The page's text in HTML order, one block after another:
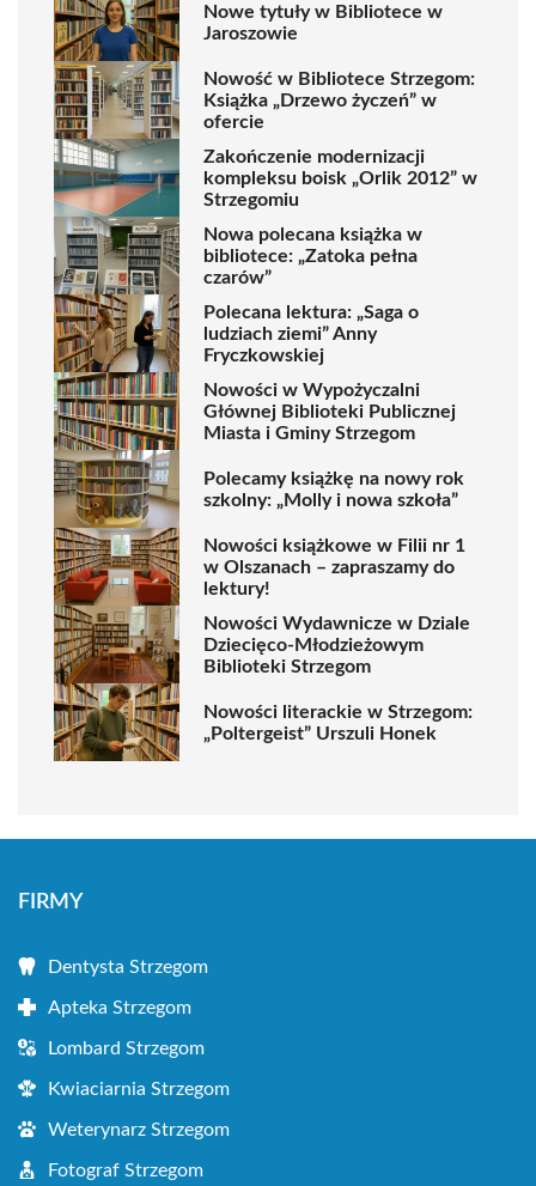
Nowe tytuły w Bibliotece w
Jaroszowie
Nowość w Bibliotece Strzegom:
Książka „Drzewo życzeń” w
ofercie
Zakończenie modernizacji
kompleksu boisk „Orlik 2012” w
Strzegomiu
Nowa polecana książka w
bibliotece: „Zatoka pełna
czarów”
Polecana lektura: „Saga o
ludziach ziemi” Anny
Fryczkowskiej
Nowości w Wypożyczalni
Głównej Biblioteki Publicznej
Miasta i Gminy Strzegom
Polecamy książkę na nowy rok
szkolny: „Molly i nowa szkoła”
Nowości książkowe w Filii nr 1
w Olszanach – zapraszamy do
lektury!
Nowości Wydawnicze w Dziale
Dziecięco-Młodzieżowym
Biblioteki Strzegom
Nowości literackie w Strzegom:
„Poltergeist” Urszuli Honek
FIRMY
Dentysta Strzegom
Apteka Strzegom
Lombard Strzegom
Kwiaciarnia Strzegom
Weterynarz Strzegom
Fotograf Strzegom